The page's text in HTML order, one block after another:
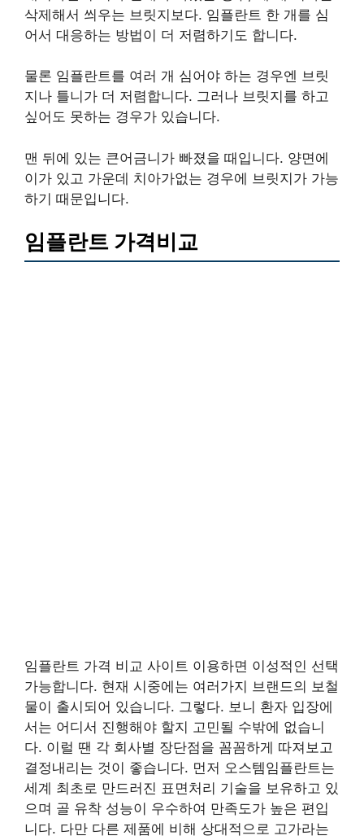
삭제해서 씌우는 브릿지보다. 임플란트 한 개를 심
어서 대응하는 방법이 더 저렴하기도 합니다.
물론 임플란트를 여러 개 심어야 하는 경우엔 브릿
지나 틀니가 더 저렴합니다. 그러나 브릿지를 하고
싶어도 못하는 경우가 있습니다.
맨 뒤에 있는 큰어금니가 빠졌을 때입니다. 양면에
이가 있고 가운데 치아가없는 경우에 브릿지가 가능
하기 때문입니다.
임플란트 가격비교
임플란트 가격 비교 사이트 이용하면 이성적인 선택
가능합니다. 현재 시중에는 여러가지 브랜드의 보철
물이 출시되어 있습니다. 그렇다. 보니 환자 입장에
서는 어디서 진행해야 할지 고민될 수밖에 없습니
다. 이럴 땐 각 회사별 장단점을 꼼꼼하게 따져보고
결정내리는 것이 좋습니다. 먼저 오스템임플란트는
세계 최초로 만드러진 표면처리 기술을 보유하고 있
으며 골 유착 성능이 우수하여 만족도가 높은 편입
니다. 다만 다른 제품에 비해 상대적으로 고가라는